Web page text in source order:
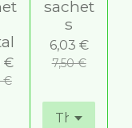
€
€
sachet
s
6,03 €
7,50 €